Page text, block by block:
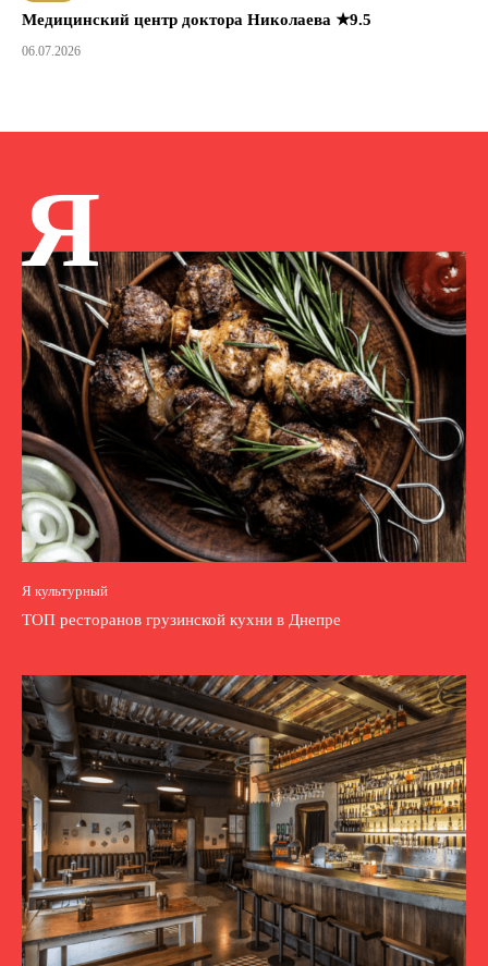
Медицинский центр доктора Николаева ★9.5
06.07.2026
Я
Я культурный
ТОП ресторанов грузинской кухни в Днепре